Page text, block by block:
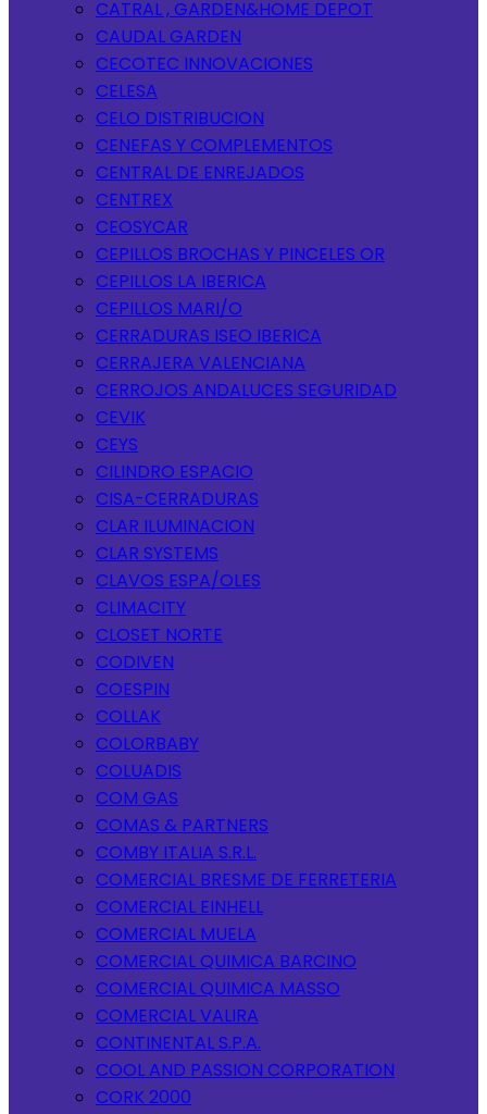
CATRAL , GARDEN&HOME DEPOT
CAUDAL GARDEN
CECOTEC INNOVACIONES
CELESA
CELO DISTRIBUCION
CENEFAS Y COMPLEMENTOS
CENTRAL DE ENREJADOS
CENTREX
CEOSYCAR
CEPILLOS BROCHAS Y PINCELES OR
CEPILLOS LA IBERICA
CEPILLOS MARI/O
CERRADURAS ISEO IBERICA
CERRAJERA VALENCIANA
CERROJOS ANDALUCES SEGURIDAD
CEVIK
CEYS
CILINDRO ESPACIO
CISA-CERRADURAS
CLAR ILUMINACION
CLAR SYSTEMS
CLAVOS ESPA/OLES
CLIMACITY
CLOSET NORTE
CODIVEN
COESPIN
COLLAK
COLORBABY
COLUADIS
COM GAS
COMAS & PARTNERS
COMBY ITALIA S.R.L.
COMERCIAL BRESME DE FERRETERIA
COMERCIAL EINHELL
COMERCIAL MUELA
COMERCIAL QUIMICA BARCINO
COMERCIAL QUIMICA MASSO
COMERCIAL VALIRA
CONTINENTAL S.P.A.
COOL AND PASSION CORPORATION
CORK 2000